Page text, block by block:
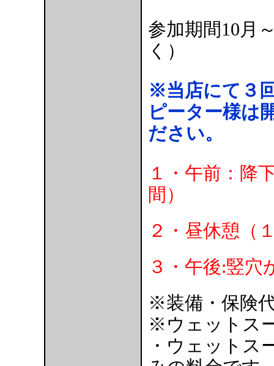
参加期間10月
く）
※当店にて３
ピーター様は
ださい。
１・午前：降
間）
２・昼休憩（
３・午後:竪穴
※装備・保険
※ウェットス
・ウェットス